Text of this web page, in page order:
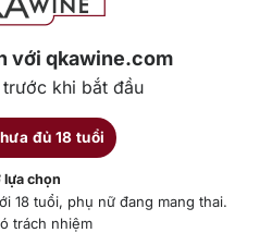
với qkawine.com
khi bắt đầu
đủ 18 tuổi
lựa chọn
18 tuổi, phụ nữ đang mang thai.
trách nhiệm
tâm về chất lượng. Bất kỳ chai
của đại đa số giới trẻ.